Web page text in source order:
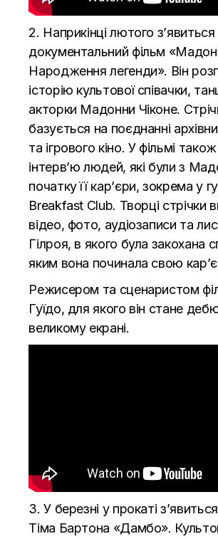
2. Наприкінці лютого з’явиться
документальний фільм
Народження легенди». Він
історію культової співачки,
акторки Мадонни Чіконе.
базується на поєднанні
та ігрового кіно. У фільмі
інтерв’ю людей, які були з
початку її кар’єри, зокрема у
Breakfast Club. Творці стрічки
відео, фото, аудіозаписи та
Гілроя, в якого була закохана
яким вона починала свою
Режисером та сценаристом
Гуїдо, для якого він стане
великому екрані.
3. У березні у прокаті
Тіма Бартона «Дамбо».